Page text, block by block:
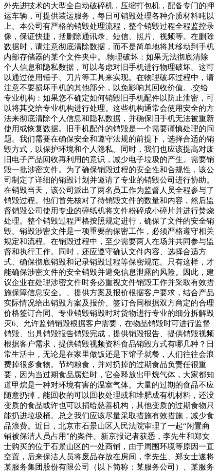
外先进技术的大型全自动破碎机，压缩打包机，配备专门的押
运车辆，可提供装运服务，每日可销毁处理各种介质材料吨以
上。本公司有严格的销毁处理流程，整个销毁过程全程监控录
像，保证快捷，括删除通讯录、短信、照片、视频等。在删除
数据时，请注意彻底清除数据，而不是简单地将其移动到手机
内部存储器的某个文件夹中。.物理破坏：如果无法彻底清除
个人信息和隐私数据，可以考虑对旧手机进行物理破坏。这可
以通过使用锤子、刀片等工具来实现。在物理破坏过程中，请
注意不要损坏手机的其他部分，以免影响其回收价值。.交给
专业机构：如果您不确定如何销毁旧手机配件以防止泄密，可
以将其交给专业机构进行处理。这些机构通常会使用安全的方
法来彻底清除个人信息和隐私数据，并确保旧手机无法被重新
使用或恢复数据。旧手机配件的销毁是一个需要谨慎处理的问
题。我们需要在确保安全和遵守法规的前提下，选择合适的销
毁方式，以保护环境和个人隐私。同时，我们也应该提高对废
旧电子产品回收再利用的意识，减少电子垃圾的产生。需要销
毁一批涉密文件。为了确保销毁过程的安全性和合规性，该公
司制定了详细的销毁计划并邀请了专业的销毁公司进行协助。
在销毁当天，该公司派出了两名员工作为监督人员全程参与了
销毁过程。他们首先核对了待销毁文件的数量和内容，然后监
督销毁公司使用专业的碎纸机将文件粉碎成小碎片并进行焚烧
处理。整个销毁过程严格按照规定进行，确保了文件的安全销
毁。销毁涉密文件是一项重要的保密工作，必须严格遵守相关
规定和流程。在销毁过程中，至少需要两人在场并共同参与监
督和执行工作。同时，还应遵守确认文件内容、选择合适方
式、确保彻底销毁和记录销毁过程等保密规范。只有这样，才
能确保涉密文件的安全销毁并避免信息泄露的风险。因此，建
议企业在处理涉密文件时务必重视文件销毁工作并采取有效措
施保障信息安全。、提供方案及报价根据客户要求，结合产品
实际情况给出销毁方案及报价、签订合同根据双方商定的合理
价格签订合同、专业销毁销毁时对货物进行专业的细分拆解毁
灭6、允许监销销毁根据客户需要，在物品销毁时可进行监督
销毁、出具销毁报告销毁完成，提供销毁报告、提供销毁视频
根据客户需求，提供销毁视频资料食品销毁方式有哪几种？日
常生活中，无论是在家里做饭还是下馆子就餐，人们往往会浪
费掉很多食物。节约粮食，并对扔掉的过期食品负责任很重
要，因为当过期食品腐烂时，它会释放出甲烷气体，大家都知
道甲烷是一种对环境有害的温室气体。大量的过期的食品不应
随意扔掉，能回收的可以回收处理或和堆肥成有机材料，还没
变质的食品或许也可以捐给慈善机构，其他变质的过期食物只
能扔进垃圾桶。总之我们应该尽量采取措施有效措施，减少食
品浪费。近日，北京市石景山区人民法院审理了一起“闲置商
铺被保洁人员占用”的案件。新京报记者获悉，李先生和郑女
士购买的位于石景山区的一处商铺，由于周围环境等原因一直
空置，后来保洁人员将废品存放在房间，李先生、郑女士遂将
某服务集团股份有限公司（以下简称：某服务公司）、某服务